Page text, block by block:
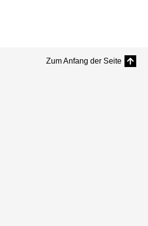
Zum Anfang der Seite